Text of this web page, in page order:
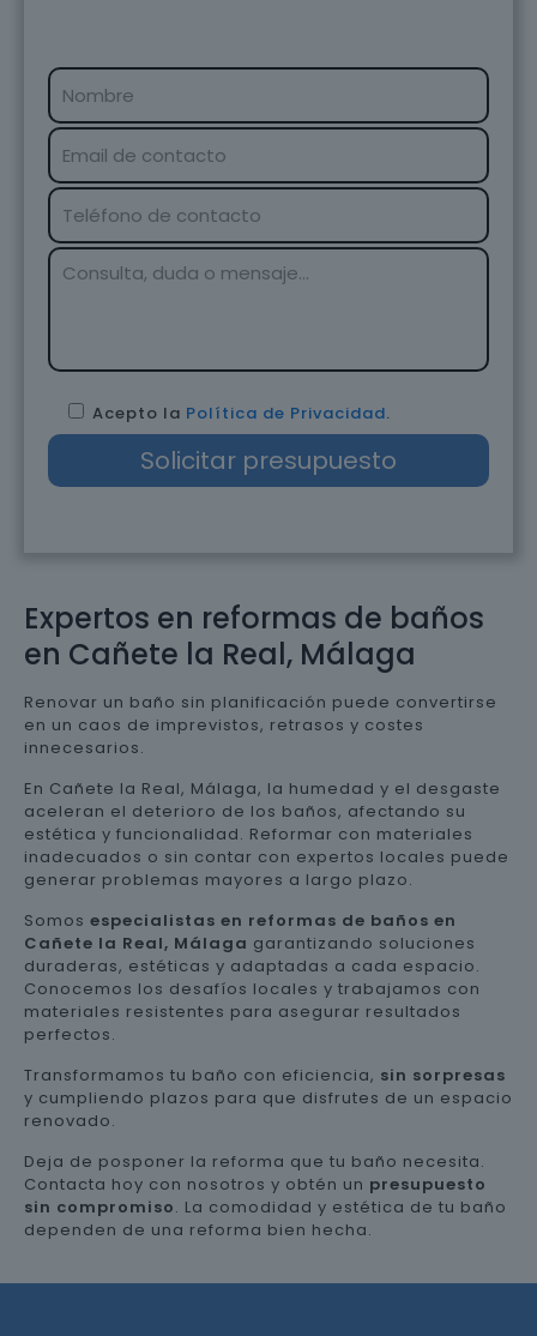
Expertos en reformas de baños
en Cañete la Real, Málaga
Renovar un baño sin planificación puede convertirse
en un caos de imprevistos, retrasos y costes
innecesarios.
En Cañete la Real, Málaga, la humedad y el desgaste
aceleran el deterioro de los baños, afectando su
estética y funcionalidad. Reformar con materiales
inadecuados o sin contar con expertos locales puede
generar problemas mayores a largo plazo.
Somos especialistas en reformas de baños en
Cañete la Real, Málaga garantizando soluciones
duraderas, estéticas y adaptadas a cada espacio.
Conocemos los desafíos locales y trabajamos con
materiales resistentes para asegurar resultados
perfectos.
Transformamos tu baño con eficiencia, sin sorpresas
y cumpliendo plazos para que disfrutes de un espacio
renovado.
Deja de posponer la reforma que tu baño necesita.
Contacta hoy con nosotros y obtén un presupuesto
sin compromiso. La comodidad y estética de tu baño
dependen de una reforma bien hecha.
Acepto la Política de Privacidad.